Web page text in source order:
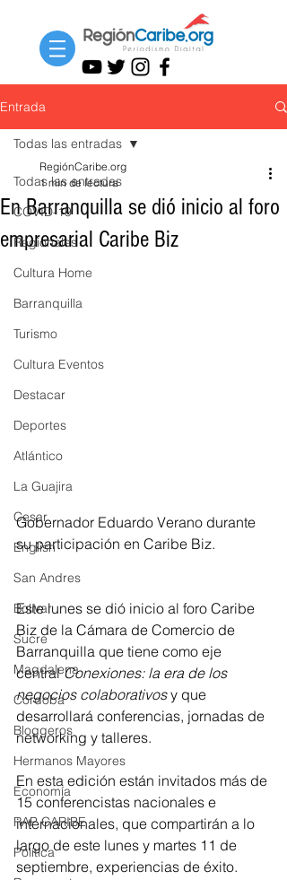
Entrada
Todas las entradas
COVID-19
Regionales
Cultura Home
Barranquilla
Turismo
Cultura Eventos
Destacar
Deportes
Atlántico
La Guajira
Cesar
English
San Andres
Bolívar
Sucre
Magdalena
Córdoba
Bloggeros
Hermanos Mayores
Economía
RAP CARIBE
Política
Todas las entradas
En Barranquilla se dió inicio al foro
empresarial Caribe Biz
RegiónCaribe.org
1 min de lectura
Gobernador Eduardo Verano durante
su participación en Caribe Biz.
Este lunes se dió inicio al foro Caribe
Biz de la Cámara de Comercio de
Barranquilla que tiene como eje
central Conexiones: la era de los
negocios colaborativos y que
desarrollará conferencias, jornadas de
networking y talleres.
En esta edición están invitados más de
15 conferencistas nacionales e
internacionales, que compartirán a lo
largo de este lunes y martes 11 de
septiembre, experiencias de éxito.